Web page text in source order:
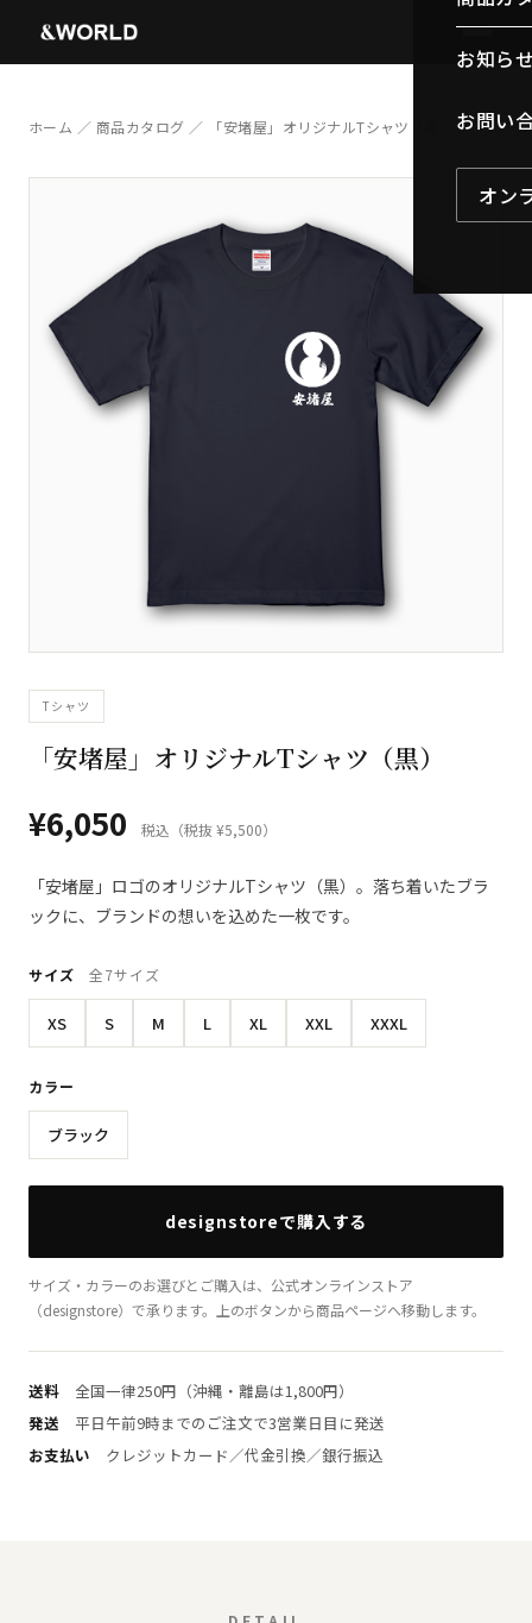
お知ら
お問い
オン
ホーム ／ 商品カタログ ／ 「安堵屋」オリジナルTシャツ（黒）
Tシャツ
「安堵屋」オリジナルTシャツ（黒）
¥6,050 税込（税抜 ¥5,500）
「安堵屋」ロゴのオリジナルTシャツ（黒）。落ち着いたブラ
ックに、ブランドの想いを込めた一枚です。
サイズ 全7サイズ
XS S M L XL XXL XXXL
カラー
ブラック
designstoreで購入する
サイズ・カラーのお選びとご購入は、公式オンラインストア
（designstore）で承ります。上のボタンから商品ページへ移動します。
送料 全国一律250円（沖縄・離島は1,800円）
発送 平日午前9時までのご注文で3営業日目に発送
お支払い クレジットカード／代金引換／銀行振込